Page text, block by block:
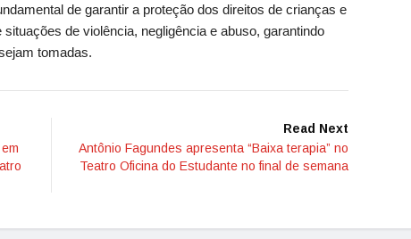
de garantir a proteção dos direitos de crianças e
de violência, negligência e abuso, garantindo
tomadas.
Read Next
Antônio Fagundes apresenta “Baixa terapia” no
Teatro Oficina do Estudante no final de semana